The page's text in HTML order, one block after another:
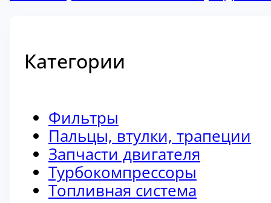
Категории
Фильтры
Пальцы, втулки, трапеции
Запчасти двигателя
Турбокомпрессоры
Топливная система